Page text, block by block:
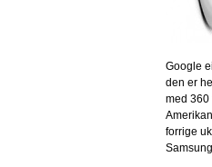
Google
den er
med 360
forrige